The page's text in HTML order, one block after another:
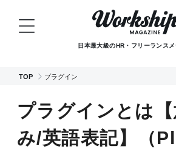
日本最大級のHR・フリーランス
TOP プラグイン
プラグインとは
み/英語表記】（